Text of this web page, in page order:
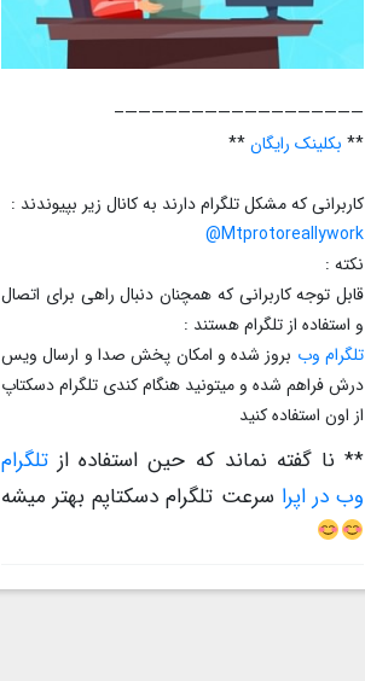
——————————————————–
** بکلینک رایگان**
کاربرانی که مشکل تلگرام دارند به کانال زیر بپیوندند :
Mtprotoreallywork@
نکته :
قابل توجه کاربرانی که همچنان دنبال راهی برای اتصال
و استفاده از تلگرام هستند :
تلگرام وب بروز شده و امکان پخش صدا و ارسال ویس
درش فراهم شده و میتونید هنگام کندی تلگرام دسکتاپ
از اون استفاده کنید
** نا گفته نماند که حین استفاده از تلگرام
وب در اپرا سرعت تلگرام دسکتاپم بهتر میشه